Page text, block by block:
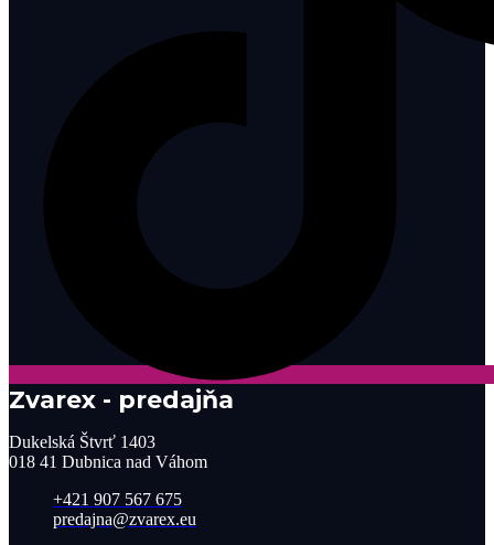
Zvarex - predajňa
Dukelská Štvrť 1403
018 41 Dubnica nad Váhom
+421 907 567 675
predajna@zvarex.eu